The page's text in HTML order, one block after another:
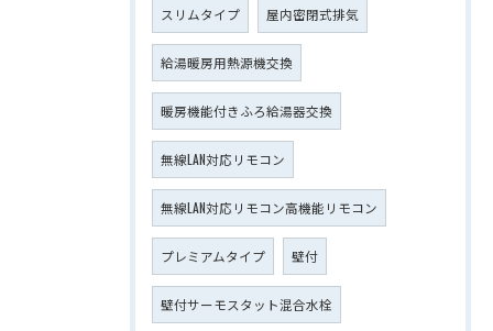
スリムタイプ 屋内密閉式排気
給湯暖房用熱源機交換
暖房機能付きふろ給湯器交換
無線LAN対応リモコン
無線LAN対応リモコン高機能リモコン
プレミアムタイプ 壁付
壁付サーモスタット混合水栓